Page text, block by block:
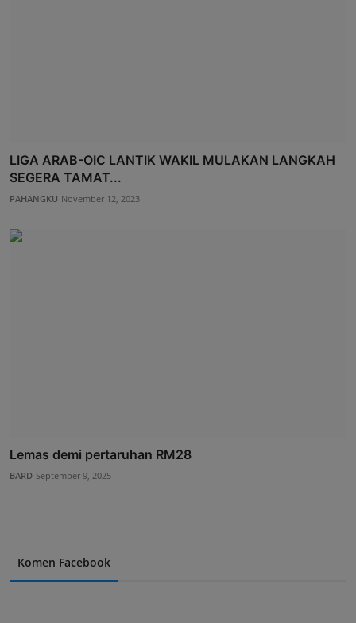
LIGA ARAB-OIC LANTIK WAKIL MULAKAN LANGKAH
SEGERA TAMAT...
PAHANGKU November 12, 2023
Lemas demi pertaruhan RM28
BARD September 9, 2025
Komen Facebook